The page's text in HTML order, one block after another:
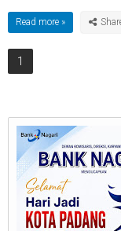
Read more »
1